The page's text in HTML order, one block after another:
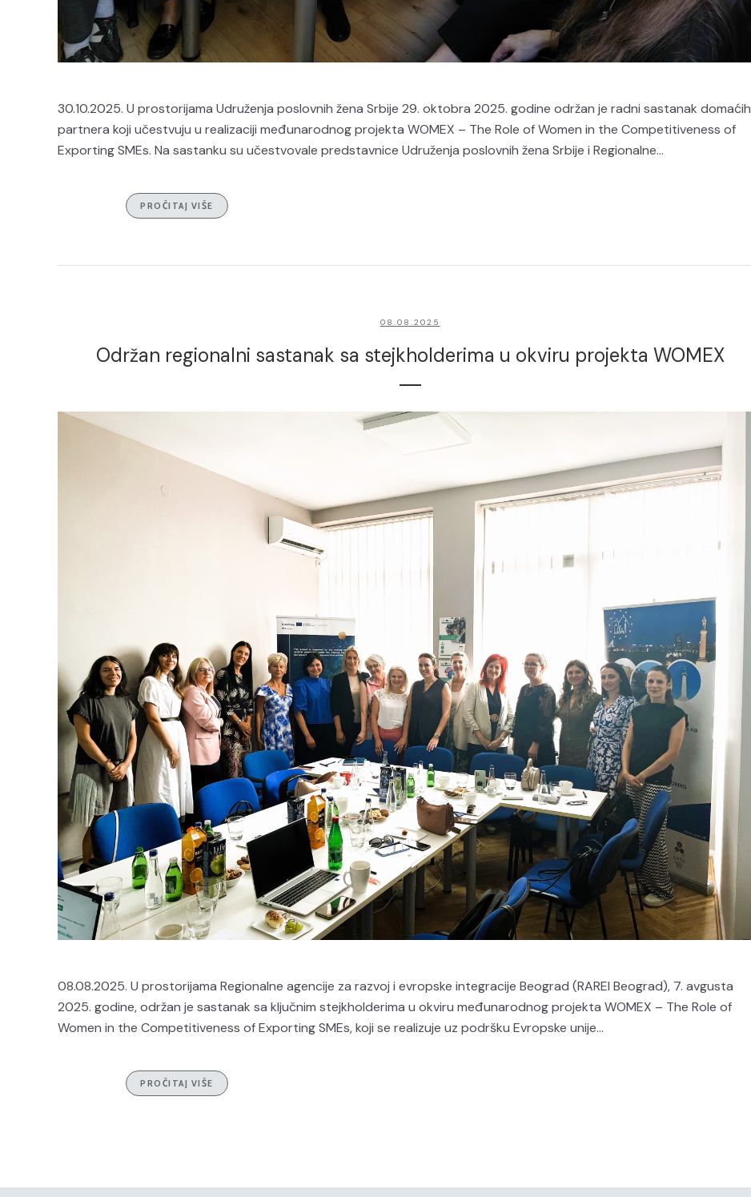
30.10.2025. U prostorijama Udruženja poslovnih žena Srbije 29. oktobra 2025. godine održan je radni sastanak domaćih
partnera koji učestvuju u realizaciji međunarodnog projekta WOMEX – The Role of Women in the Competitiveness of
Exporting SMEs. Na sastanku su učestvovale predstavnice Udruženja poslovnih žena Srbije i Regionalne...
PROČITAJ VIŠE
08.08.2025
Održan regionalni sastanak sa stejkholderima u okviru projekta WOMEX
08.08.2025. U prostorijama Regionalne agencije za razvoj i evropske integracije Beograd (RAREI Beograd), 7. avgusta
2025. godine, održan je sastanak sa ključnim stejkholderima u okviru međunarodnog projekta WOMEX – The Role of
Women in the Competitiveness of Exporting SMEs, koji se realizuje uz podršku Evropske unije...
PROČITAJ VIŠE